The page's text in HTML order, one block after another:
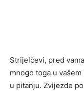
Strijelčevi, pred
mnogo toga u
u pitanju. Zvijezde